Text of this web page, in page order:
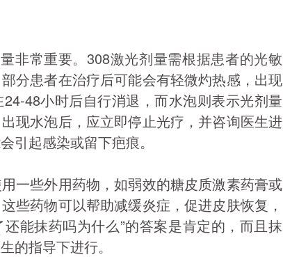
非常重要。308激光剂量需根据患者的光敏
分患者在治疗后可能会有轻微灼热感，出现
48小时后自行消退，而水泡则表示光剂量
现水泡后，应立即停止光疗，并咨询医生进
引起感染或留下疤痕。
一些外用药物，如弱效的糖皮质激素药膏或
些药物可以帮助减缓炎症，促进皮肤恢复，
能抹药吗为什么”的答案是肯定的，而且抹
的指导下进行。